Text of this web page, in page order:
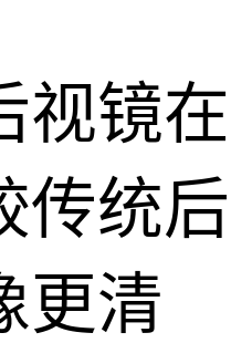
视镜在
传统后
更清